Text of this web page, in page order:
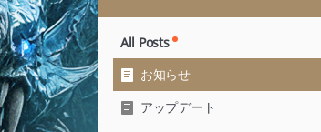
All Posts
お知らせ
アップデート